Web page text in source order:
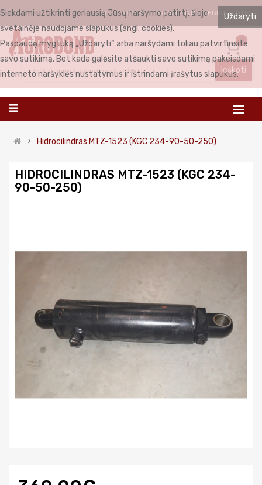
LIETUVIŲ PRISIJUNGTI REGISTRUOTIS
0
Ieškoti
Hidrocilindras MTZ-1523 (KGC 234-90-50-250)
HIDROCILINDRAS MTZ-1523 (KGC 234-
90-50-250)
Uždaryti
Siekdami užtikrinti geriausią Jūsų naršymo patirtį, šioje
svetainėje naudojame slapukus (angl. cookies).
Paspaudę mygtuką „Uždaryti“ arba naršydami toliau patvirtinsite
savo sutikimą. Bet kada galėsite atšaukti savo sutikimą pakeisdami
interneto naršyklės nustatymus ir ištrindami įrašytus slapukus.